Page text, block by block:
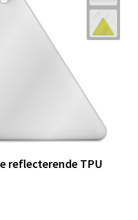
reflecterende TPU